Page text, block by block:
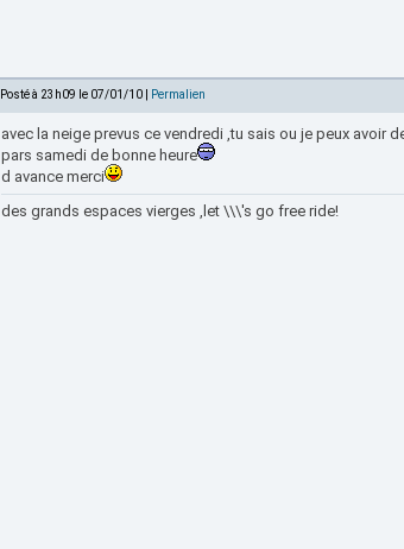
Posté à 23h09 le 07/01/10 | Permalien
avec la neige prevus ce vendredi ,tu sais ou je peux avoir
pars samedi de bonne heure
d avance merci
des grands espaces vierges ,let \\\'s go free ride!